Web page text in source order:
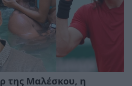
της Μαλέσκου, η